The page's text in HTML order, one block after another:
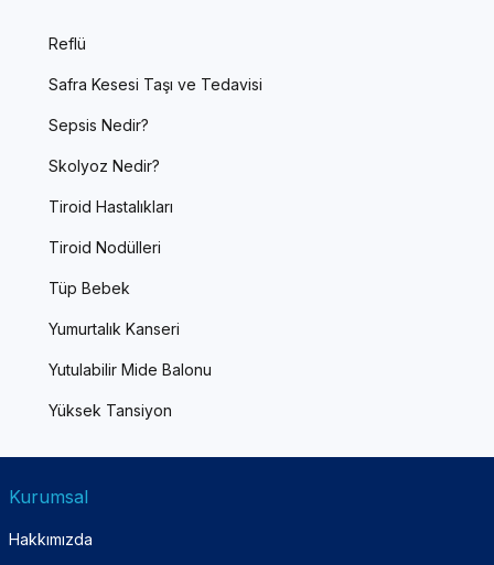
Reflü
Safra Kesesi Taşı ve Tedavisi
Sepsis Nedir?
Skolyoz Nedir?
Tiroid Hastalıkları
Tiroid Nodülleri
Tüp Bebek
Yumurtalık Kanseri
Yutulabilir Mide Balonu
Yüksek Tansiyon
Kurumsal
Hakkımızda